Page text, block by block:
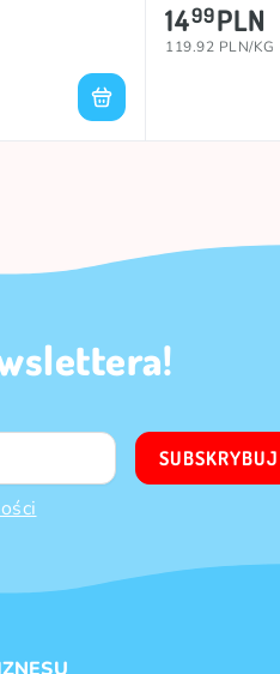
1499PLN
119.92 PLN/KG
SUBSKRYBUJ